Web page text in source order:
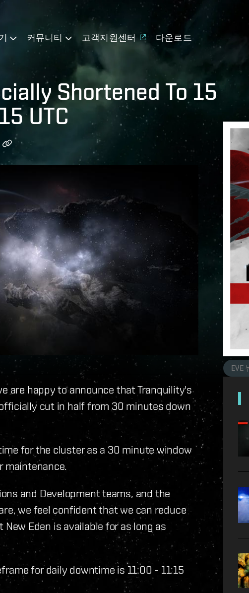
커뮤니티 고객지원센터 다운로드
Shortened To 15
UTC
are happy to announce that Tranquility's
cut in half from 30 minutes down
for the cluster as a 30 minute window
maintenance.
and Development teams, and the
we feel confident that we can reduce
Eden is available for as long as
for daily downtime is 11:00 - 11:15